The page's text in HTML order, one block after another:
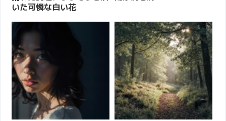
いた可憐な白い花